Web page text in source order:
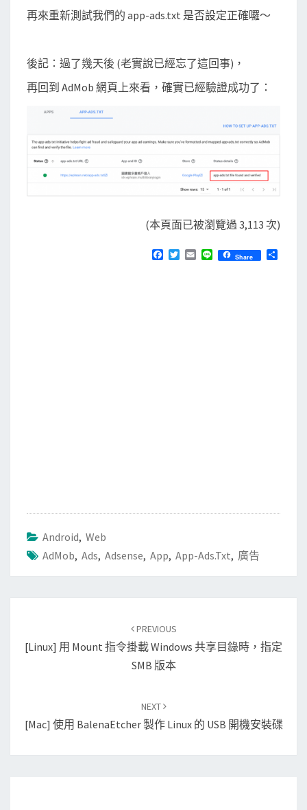
再來重新測試我們的 app-ads.txt 是否設定正確囉～
後記：過了幾天後 (老實說已經忘了這回事)，
再回到 AdMob 網頁上來看，確實已經驗證成功了：
(本頁面已被瀏覽過 3,113 次)
T
E
Share
Android, Web
AdMob, Ads, Adsense, App, App-Ads.txt, 廣告
navigation
PREVIOUS
[Linux] 用 Mount 指令掛載 Windows 共享目錄時，指定
SMB 版本
NEXT
[Mac] 使用 BalenaEtcher 製作 Linux 的 USB 開機安裝碟